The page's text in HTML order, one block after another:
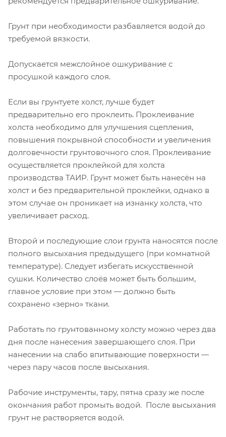
Грунт при необходимости разбавляется водой до
требуемой вязкости.
Допускается межслойное ошкуривание с
просушкой каждого слоя.
Если вы грунтуете холст, лучше будет
предварительно его проклеить. Проклеивание
холста необходимо для улучшения сцепления,
повышения покрывной способности и увеличения
долговечности грунтовочного слоя. Проклеивание
осуществляется проклейкой для холста
производства ТАИР. Грунт может быть нанесён на
холст и без предварительной проклейки, однако в
этом случае он проникает на изнанку холста, что
увеличивает расход.
Второй и последующие слои грунта наносятся после
полного высыхания предыдущего (при комнатной
температуре). Следует избегать искусственной
сушки. Количество слоёв может быть большим,
главное условие при этом — должно быть
сохранено «зерно» ткани.
Работать по грунтованному холсту можно через два
дня после нанесения завершающего слоя. При
нанесении на слабо впитывающие поверхности —
через пару часов после высыхания.
Рабочие инструменты, тару, пятна сразу же после
окончания работ промыть водой. После высыхания
грунт не растворяется водой.